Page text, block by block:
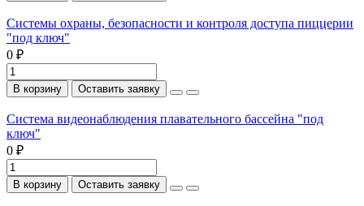
Системы охраны, безопасности и контроля доступа пиццерии
"под ключ"
0 ₽
В корзину Оставить заявку
Система видеонаблюдения плавательного бассейна "под
ключ"
0 ₽
В корзину Оставить заявку